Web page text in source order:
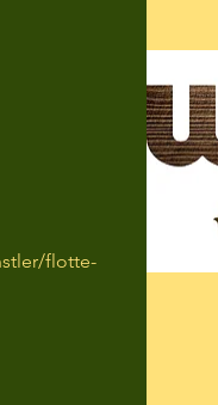
flotte-